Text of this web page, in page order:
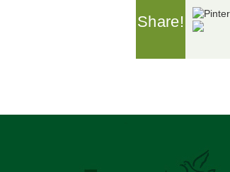
Share!